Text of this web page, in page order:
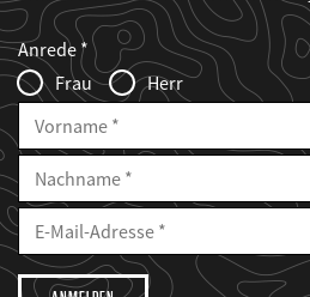
Web2Case
Infofelder
Fieldset
anrede_name
Anrede
Frau
Herr
Vorname
Nachname
E-
Mailadresse
E-
Adresse
Ich